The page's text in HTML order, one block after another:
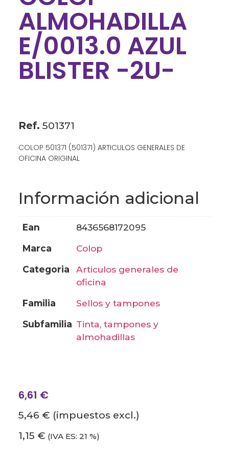
ALMOHADILLA
E/0013.0 AZUL
BLISTER -2U-
Ref. 501371
COLOP 501371 (501371) ARTICULOS GENERALES DE
OFICINA ORIGINAL
Información adicional
ean
8436568172095
marca
colop
categoria
articulos generales de
oficina
familia
sellos y tampones
subfamilia tinta, tampones y
almohadillas
6,61 €
5,46 € (impuestos excl.)
1,15 € (IVA ES: 21 %)